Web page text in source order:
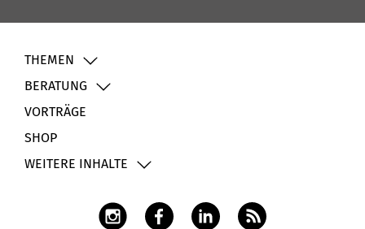
THEMEN
BERATUNG
VORTRÄGE
SHOP
WEITERE INHALTE